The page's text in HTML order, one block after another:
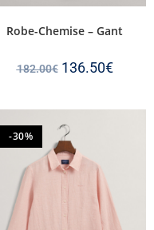
Robe-Chemise – Gant
182.00€ 136.50€
-30%